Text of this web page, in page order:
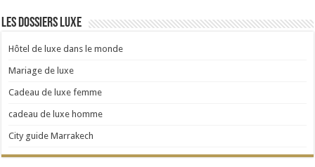
Les dossiers Luxe
Hôtel de luxe dans le monde
Mariage de luxe
Cadeau de luxe femme
cadeau de luxe homme
City guide Marrakech